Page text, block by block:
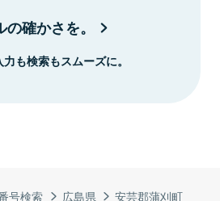
号検索 広島県 安芸郡蒲刈町
確かさを。
も検索もスムーズに。